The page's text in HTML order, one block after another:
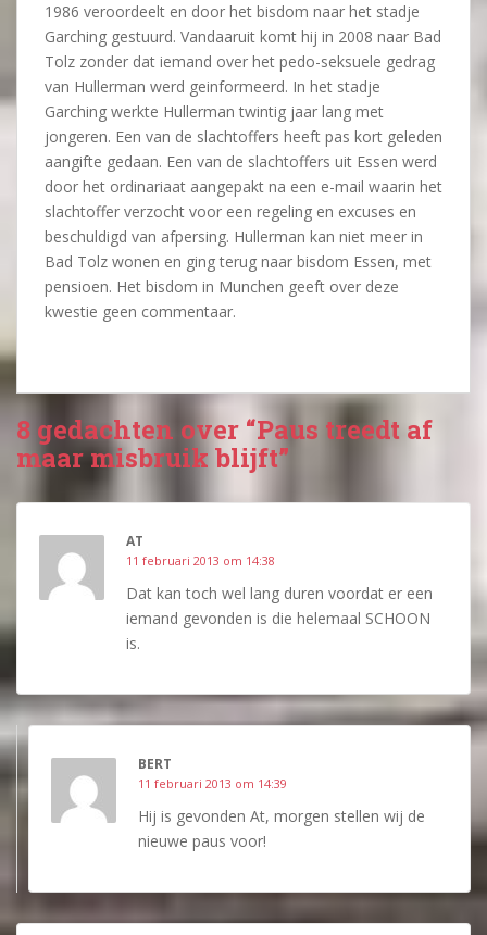
1986 veroordeelt en door het bisdom naar het stadje
Garching gestuurd. Vandaaruit komt hij in 2008 naar Bad
Tolz zonder dat iemand over het pedo-seksuele gedrag
van Hullerman werd geinformeerd. In het stadje
Garching werkte Hullerman twintig jaar lang met
jongeren. Een van de slachtoffers heeft pas kort geleden
aangifte gedaan. Een van de slachtoffers uit Essen werd
door het ordinariaat aangepakt na een e-mail waarin het
slachtoffer verzocht voor een regeling en excuses en
beschuldigd van afpersing. Hullerman kan niet meer in
Bad Tolz wonen en ging terug naar bisdom Essen, met
pensioen. Het bisdom in Munchen geeft over deze
kwestie geen commentaar.
8 gedachten over “Paus treedt af
maar misbruik blijft”
AT
11 februari 2013 om 14:38
Dat kan toch wel lang duren voordat er een
iemand gevonden is die helemaal SCHOON
is.
BERT
11 februari 2013 om 14:39
Hij is gevonden At, morgen stellen wij de
nieuwe paus voor!